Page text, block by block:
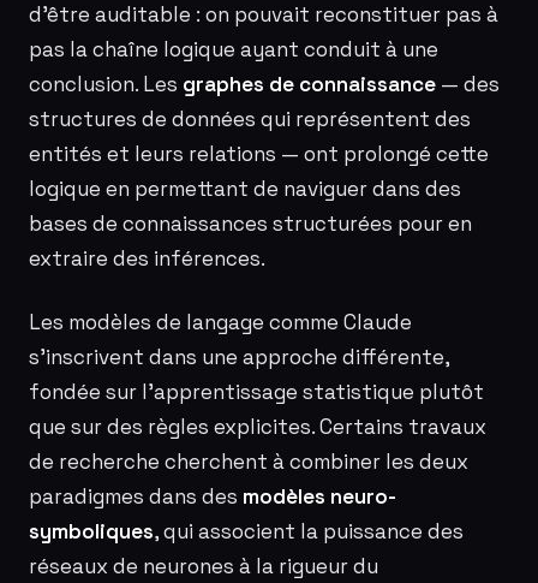
d’être auditable : on pouvait reconstituer pas à
pas la chaîne logique ayant conduit à une
conclusion. Les graphes de connaissance — des
structures de données qui représentent des
entités et leurs relations — ont prolongé cette
logique en permettant de naviguer dans des
bases de connaissances structurées pour en
extraire des inférences.
Les modèles de langage comme Claude
s’inscrivent dans une approche différente,
fondée sur l’apprentissage statistique plutôt
que sur des règles explicites. Certains travaux
de recherche cherchent à combiner les deux
paradigmes dans des modèles neuro-
symboliques, qui associent la puissance des
réseaux de neurones à la rigueur du